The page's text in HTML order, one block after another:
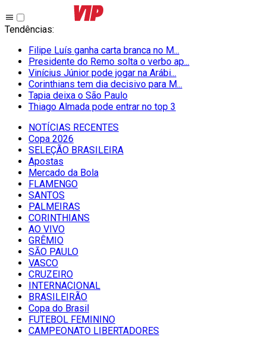
Tendências:
Filipe Luís ganha carta branca no M...
Presidente do Remo solta o verbo ap...
Vinícius Júnior pode jogar na Arábi...
Corinthians tem dia decisivo para M...
Tapia deixa o São Paulo
Thiago Almada pode entrar no top 3
NOTÍCIAS RECENTES
Copa 2026
SELEÇÃO BRASILEIRA
Apostas
Mercado da Bola
FLAMENGO
SANTOS
PALMEIRAS
CORINTHIANS
AO VIVO
GRÊMIO
SĀO PAULO
VASCO
CRUZEIRO
INTERNACIONAL
BRASILEIRÃO
Copa do Brasil
FUTEBOL FEMININO
CAMPEONATO LIBERTADORES